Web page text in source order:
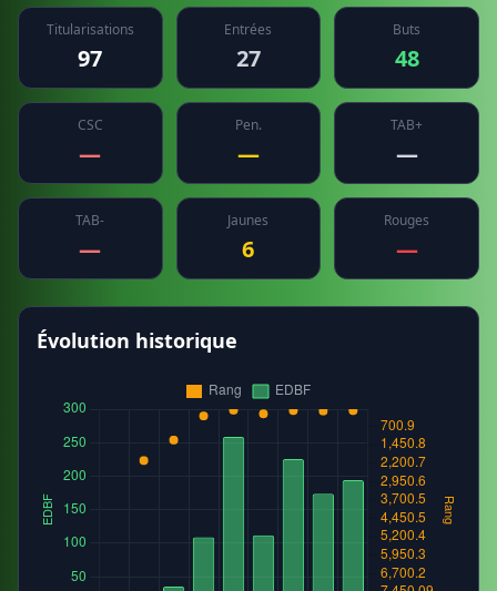
Titularisations
97
Entrées
27
Buts
48
CSC
—
Pen.
—
TAB+
—
TAB-
—
Jaunes
6
Rouges
—
Évolution historique